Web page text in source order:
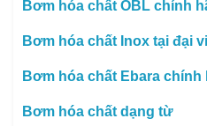
Bơm hóa chất OBL chính
Bơm hóa chất Inox tại đại
Bơm hóa chất Ebara chính
Bơm hóa chất dạng từ